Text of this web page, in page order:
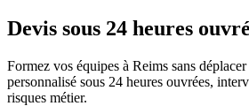
Devis sous 24 heures
Formez vos équipes à Reims sans
personnalisé sous 24 heures ouvrées,
risques métier.